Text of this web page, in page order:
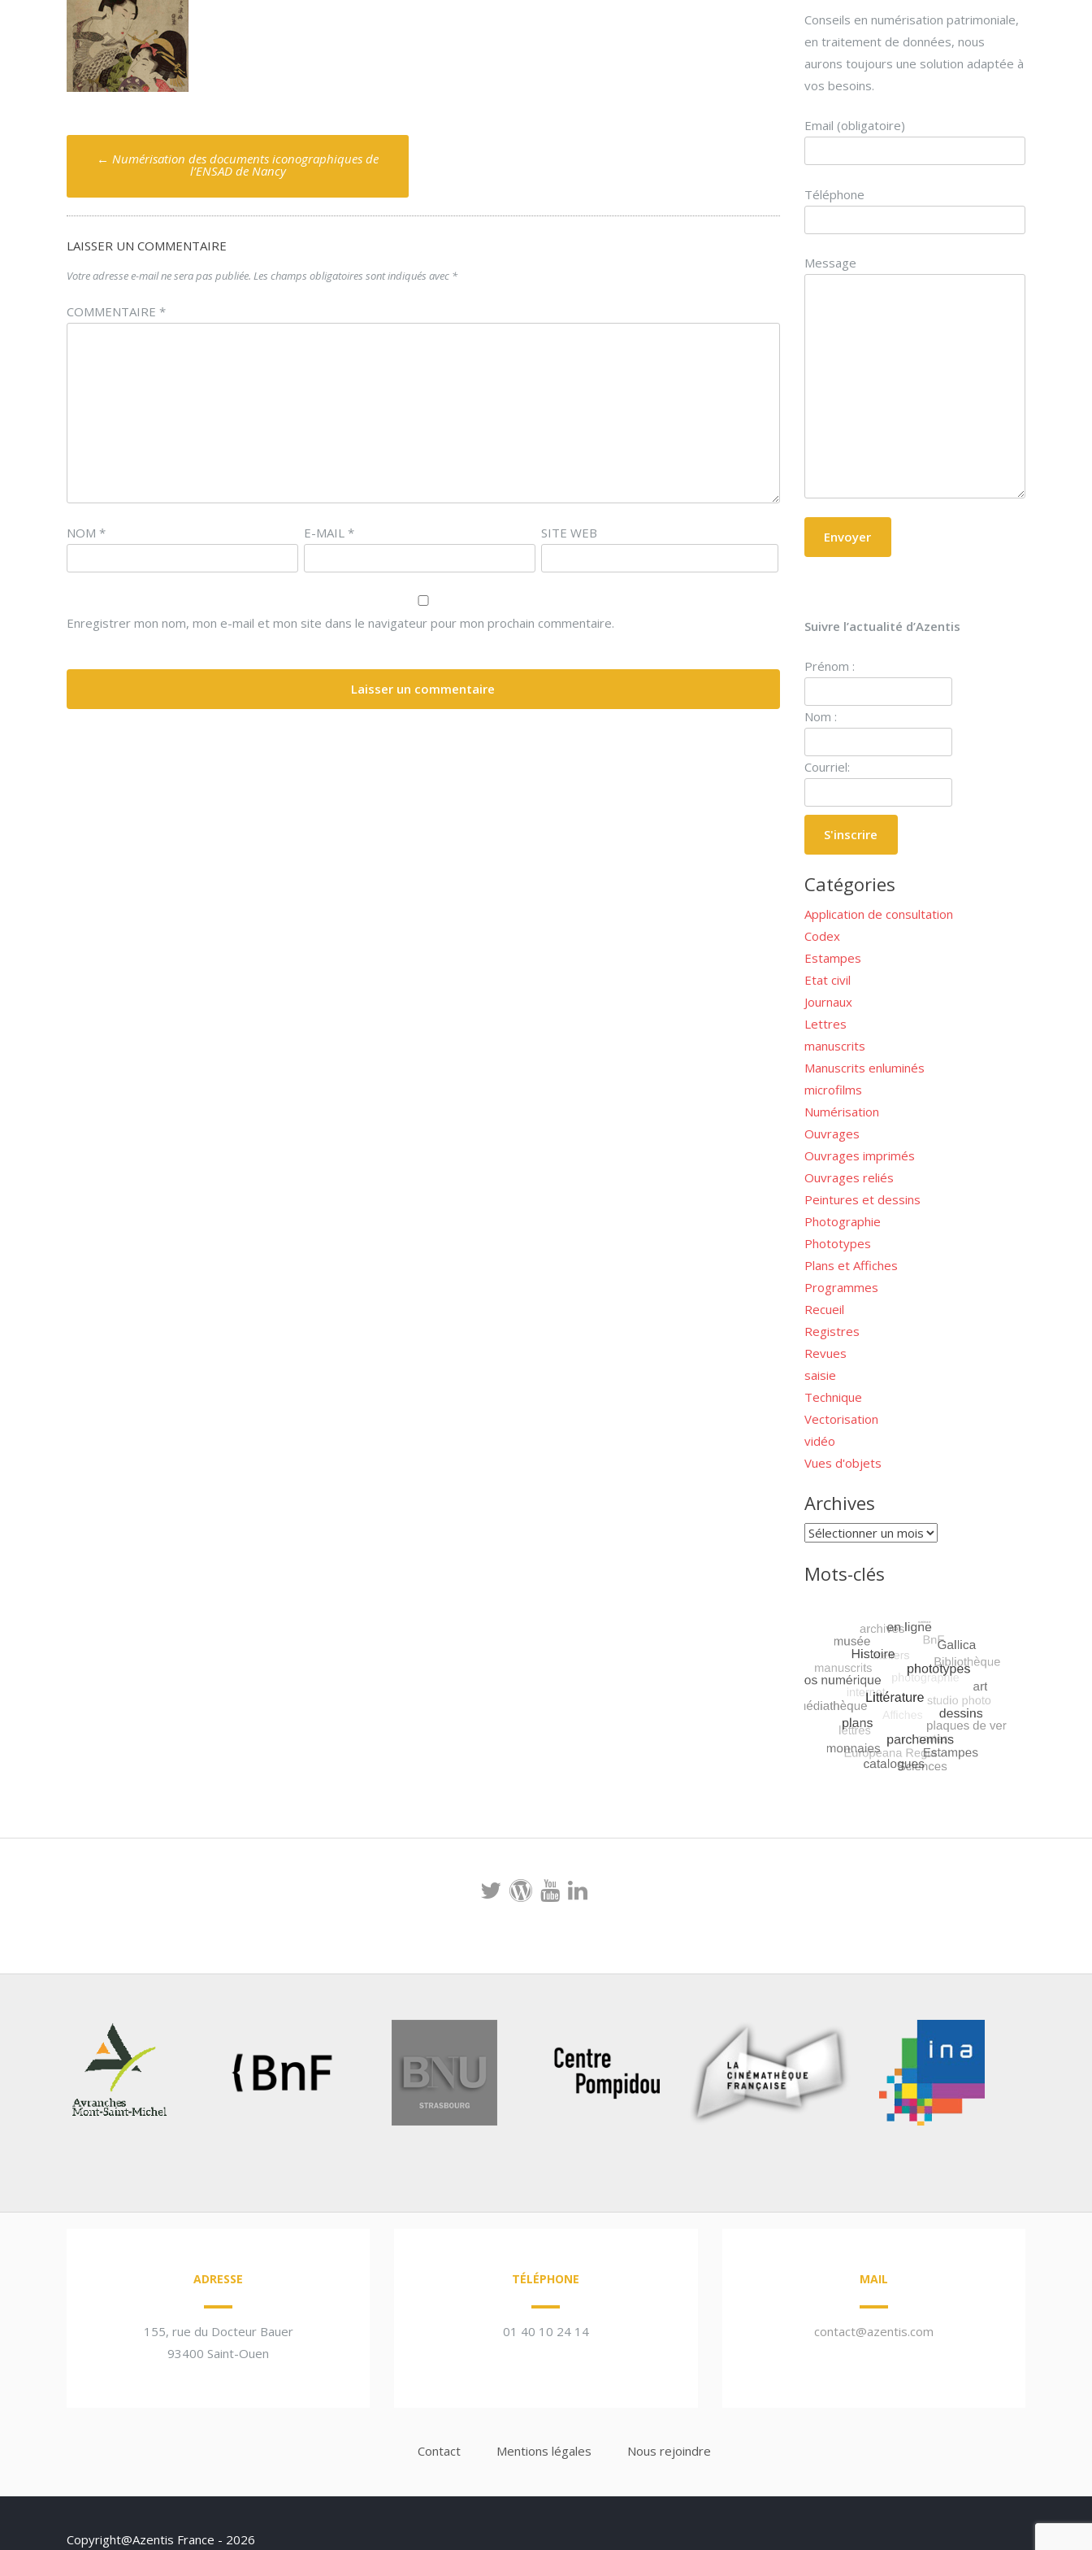
Poste
navigation
← Numérisation des documents iconographiques de
l’ENSAD de Nancy
LAISSER UN COMMENTAIRE
Votre adresse e-mail ne sera pas publiée. Les champs obligatoires sont indiqués avec *
COMMENTAIRE *
NOM * E-MAIL* SITE WEB
Enregistrer mon nom, mon e-mail et mon site dans le navigateur pour mon prochain commentaire.
Conseils en numérisation patrimoniale,
en traitement de données, nous
aurons toujours une solution adaptée à
vos besoins.
Email (obligatoire)
Téléphone
Message
Suivre l’actualité d’Azentis
Prénom :
Nom :
Courriel:
Catégories
Application de consultation
Codex
Estampes
Etat civil
Journaux
Lettres
manuscrits
Manuscrits enluminés
microfilms
Numérisation
Ouvrages
Ouvrages imprimés
Ouvrages reliés
Peintures et dessins
Photographie
Phototypes
Plans et Affiches
Programmes
Recueil
Registres
Revues
saisie
Technique
Vectorisation
vidéo
Vues d'objets
Archives
Archives
Mots-clés
ADRESSE
155, rue du Docteur Bauer
93400 Saint-Ouen
TÉLÉPHONE
01 40 10 24 14
MAIL
contact@azentis.com
Contact Mentions légales Nous rejoindre
Copyright@Azentis France - 2026